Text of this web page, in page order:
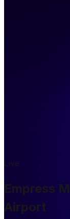
Live
Empress
Airport